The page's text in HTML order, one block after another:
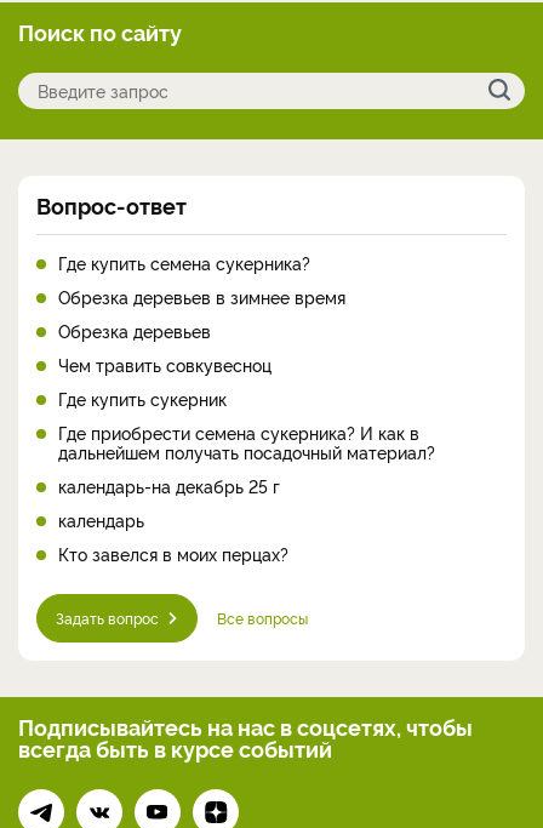
Поиск по сайту
Вопрос-ответ
Где купить семена сукерника?
Обрезка деревьев в зимнее время
Обрезка деревьев
Чем травить совкувесноц
Где купить сукерник
Где приобрести семена сукерника? И как в
дальнейшем получать посадочный материал?
календарь-на декабрь 25 г
календарь
Кто завелся в моих перцах?
Задать вопрос Все вопросы
Подписывайтесь на нас в соцсетях, чтобы
всегдабыть в курсе событий